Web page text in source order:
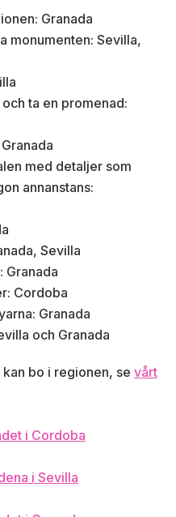
Granada
monumenten: Sevilla,
ta en promenad:
med detaljer som
annanstans:
Sevilla
Granada
Cordoba
Granada
och Granada
bo i regionen, se vårt
i Cordoba
i Sevilla